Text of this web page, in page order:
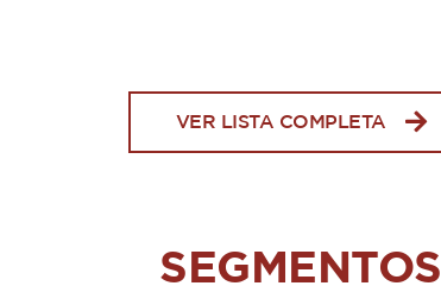
VER LISTA COMPLETA
SEGMENTOS